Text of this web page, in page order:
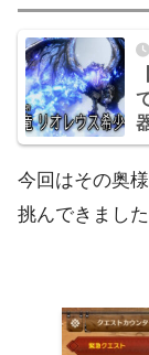
今回はその奥様
挑んできました